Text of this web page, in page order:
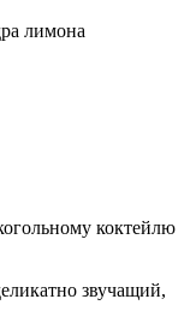
лимона
коктейлю
звучащий,